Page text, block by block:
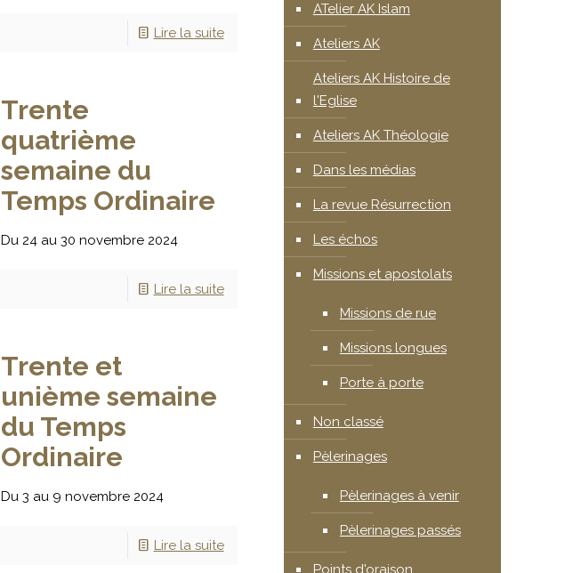
Lire la suite
Trente
quatrième
semaine du
Temps Ordinaire
Du 24 au 30 novembre 2024
Lire la suite
Trente et
unième semaine
du Temps
Ordinaire
Du 3 au 9 novembre 2024
Lire la suite
ATelier AK Islam
Ateliers AK
Ateliers AK Histoire de
l'Eglise
Ateliers AK Théologie
Dans les médias
La revue Résurrection
Les échos
Missions et apostolats
Missions de rue
Missions longues
Porte à porte
Non classé
Pèlerinages
Pèlerinages à venir
Pèlerinages passés
Points d'oraison